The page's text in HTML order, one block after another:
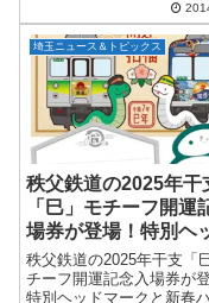
ωﾟ)ﾉでも春は特に眠いで
できることならこのまま
寝ていたい。...
埼玉ニュース＆トピックス
秩父鉄道の2025年干
「巳」モチーフ開運
場券が登場！特別ヘ
ークと新春ハイキン
しめる
秩父鉄道の2025年干支「
チーフ開運記念入場券が
特別ヘッドマークと新春